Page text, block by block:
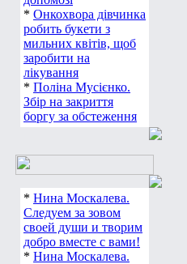
* Онкохвора дівчинка
робить букети з
мильних квітів, щоб
заробити на
лікування
* Поліна Мусієнко.
Збір на закриття
боргу за обстеження
* Нина Москалева.
Следуем за зовом
своей души и творим
добро вместе с вами!
* Нина Москалева.